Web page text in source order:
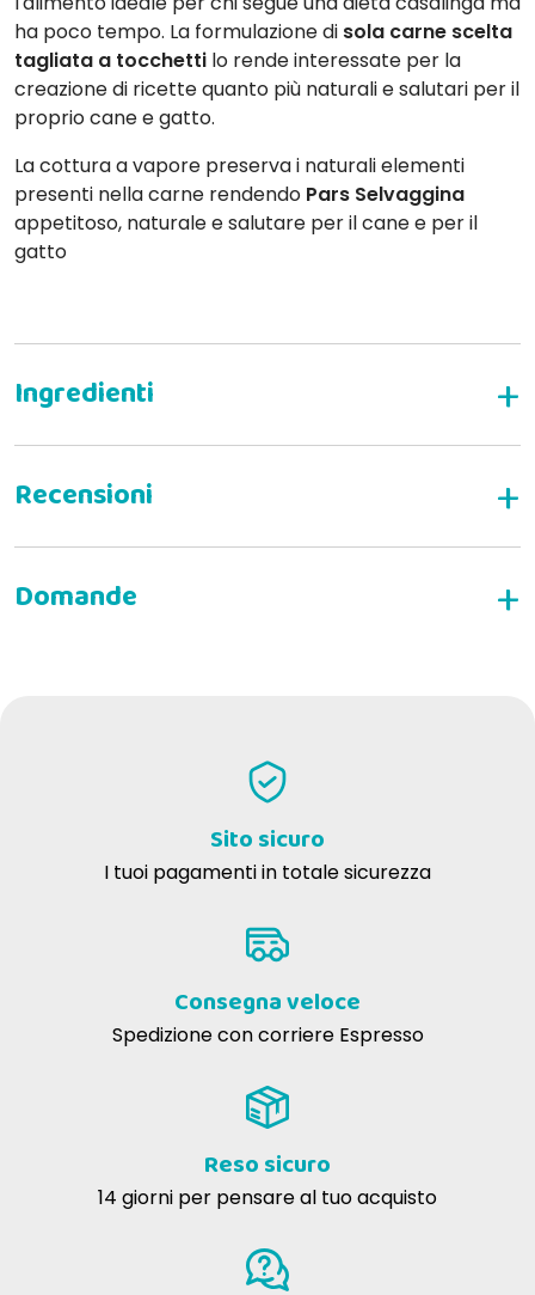
ha poco tempo. La formulazione di sola carne scelta
tagliata a tocchetti lo rende interessate per la
creazione di ricette quanto più naturali e salutari per il
proprio cane e gatto.
La cottura a vapore preserva i naturali elementi
presenti nella carne rendendo Pars Selvaggina
appetitoso, naturale e salutare per il cane e per il
gatto
Sito sicuro
I tuoi pagamenti in totale sicurezza
Consegna veloce
Spedizione con corriere Espresso
Reso sicuro
14 giorni per pensare al tuo acquisto